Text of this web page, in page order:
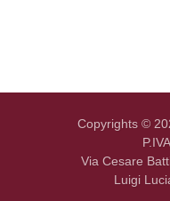
Copyrights ©
Via Cesare
Luigi